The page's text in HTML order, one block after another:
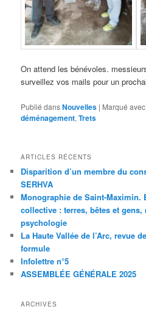
On attend les bénévoles.
surveillez vos mails pour un
Publié dansNouvelles | Marqué avec
déménagement,Trets
ARTICLES RÉCENTS
Disparition d’un membre du
SERHVA
Monographie de Saint-Maximin.
collective : terres, bêtes et
psychologie
La Haute Vallée de l’Arc, revue
formule
Infolettre n°5
ASSEMBLÉE GÉNÉRALE 2025
ARCHIVES